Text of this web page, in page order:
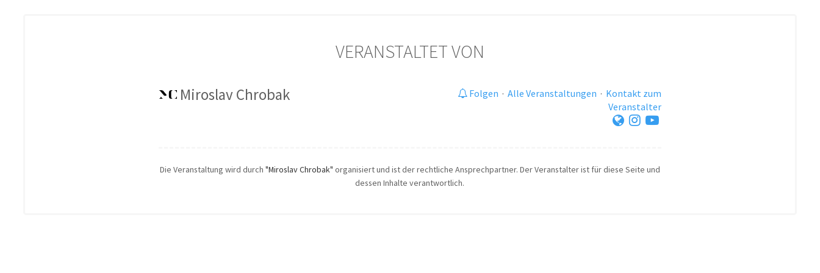
VERANSTALTET VON
Miroslav Chrobak Folgen · Alle Veranstaltungen · Kontakt zum
Veranstalter
Die Veranstaltung wird durch "Miroslav Chrobak" organisiert und ist der rechtliche Ansprechpartner. Der Veranstalter ist für diese Seite und
dessen Inhalte verantwortlich.